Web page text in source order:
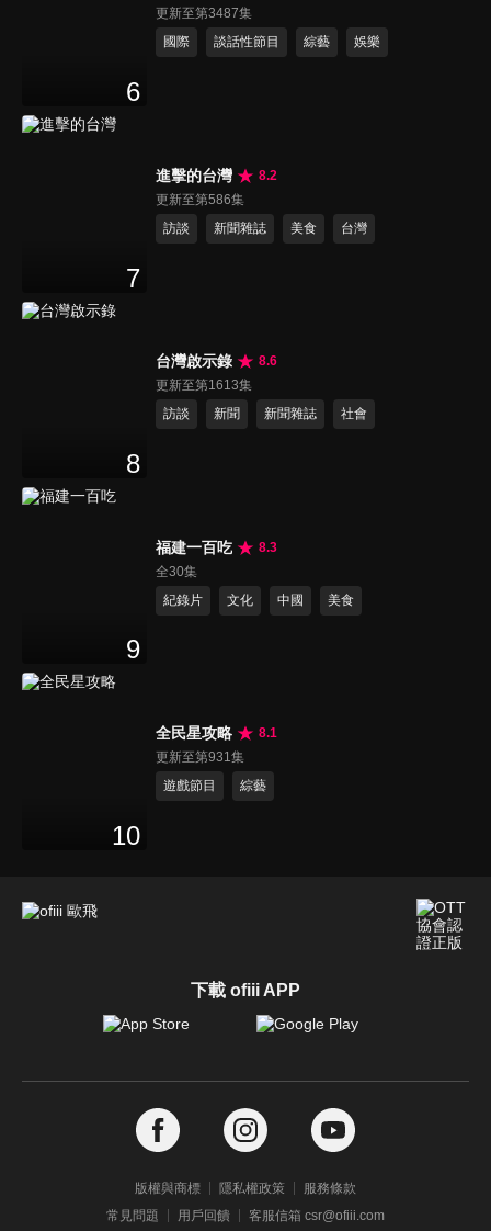
6
更新至第3487集
國際
談話性節目 綜藝 娛樂
7
進擊的台灣
8.2
更新至第586集
訪談
新聞雜誌 美食 台灣
8
台灣啟示錄
8.6
更新至第1613集
訪談
新聞 新聞雜誌 社會
9
福建一百吃
8.3
全30集
紀錄片
文化 中國 美食
10
全民星攻略
8.1
更新至第931集
遊戲節目
綜藝
下載 ofiii APP
版權與商標 隱私權政策
服務條款
常見問題
用戶回饋 客服信箱 csr@ofiii.com